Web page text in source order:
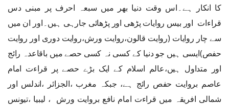
کا انکار ہے۔اس وقت دنیا بھر میں سبعہ احرف پر مبنی دس
قراءات اور بیس روایات پڑھی اور پڑھائی جارہی ہیں۔اور ان میں
سے چار روایات (روایت قالون،روایت ورش،روایت دوری اور روایت
حفص)ایسی ہیں جو دنیا کے کسی نہ کسی حصے میں باقاعدہ رائج
اور متداول ہیں،عالم اسلام کے ایک بڑے حصے پر قراءت امام
عاصم بروایت حفص رائج ہے، جبکہ مغرب ،الجزائر ،اندلس اور
شمالی افریقہ میں قراءت امام نافع بروایت ورش ، لیبیا ،تیونس